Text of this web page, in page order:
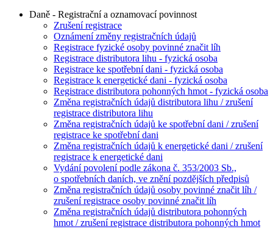
Daně - Registrační a oznamovací povinnost
Zrušení registrace
Oznámení změny registračních údajů
Registrace fyzické osoby povinné značit líh
Registrace distributora lihu - fyzická osoba
Registrace ke spotřební dani - fyzická osoba
Registrace k energetické dani - fyzická osoba
Registrace distributora pohonných hmot - fyzická osoba
Změna registračních údajů distributora lihu / zrušení
registrace distributora lihu
Změna registračních údajů ke spotřební dani / zrušení
registrace ke spotřební dani
Změna registračních údajů k energetické dani / zrušení
registrace k energetické dani
Vydání povolení podle zákona č. 353/2003 Sb.,
o spotřebních daních, ve znění pozdějších předpisů
Změna registračních údajů osoby povinné značit líh /
zrušení registrace osoby povinné značit líh
Změna registračních údajů distributora pohonných
hmot / zrušení registrace distributora pohonných hmot